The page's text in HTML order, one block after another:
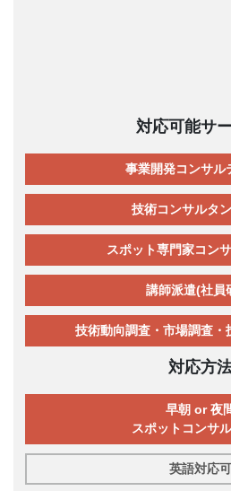
対応可能サ
事業開発コンサル
技術コンサルタ
スポット専門家コン
講師派遣(社員
技術動向調査・市場調査・
対応方
早朝 or 夜
スポットコンサ
英語対応可